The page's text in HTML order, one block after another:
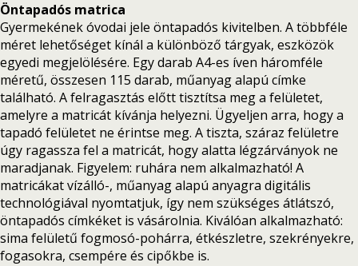
Öntapadós matrica
Gyermekének óvodai jele öntapadós kivitelben. A többféle
méret lehetőséget kínál a különböző tárgyak, eszközök
egyedi megjelölésére. Egy darab A4-es íven háromféle
méretű, összesen 115 darab, műanyag alapú címke
található. A felragasztás előtt tisztítsa meg a felületet,
amelyre a matricát kívánja helyezni. Ügyeljen arra, hogy a
tapadó felületet ne érintse meg. A tiszta, száraz felületre
úgy ragassza fel a matricát, hogy alatta légzárványok ne
maradjanak. Figyelem: ruhára nem alkalmazható! A
matricákat vízálló-, műanyag alapú anyagra digitális
technológiával nyomtatjuk, így nem szükséges átlátszó,
öntapadós címkéket is vásárolnia. Kiválóan alkalmazható:
sima felületű fogmosó-pohárra, étkészletre, szekrényekre,
fogasokra, csempére és cipőkbe is.